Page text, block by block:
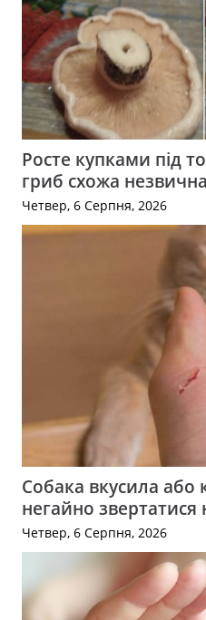
Росте купками під
гриб схожа
Четвер, 6 Серпня, 2026
Собака вкусила або
негайно
Четвер, 6 Серпня, 2026